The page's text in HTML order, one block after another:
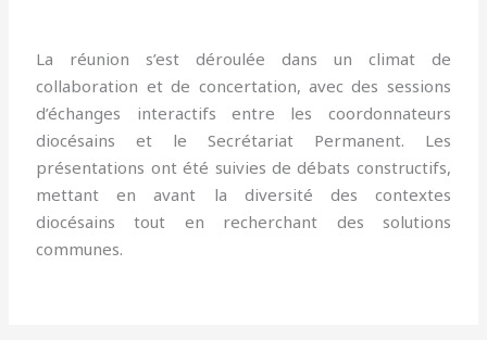
La réunion s’est déroulée dans un climat de
collaboration et de concertation, avec des sessions
d’échanges interactifs entre les coordonnateurs
diocésains et le Secrétariat Permanent. Les
présentations ont été suivies de débats constructifs,
mettant en avant la diversité des contextes
diocésains tout en recherchant des solutions
communes.